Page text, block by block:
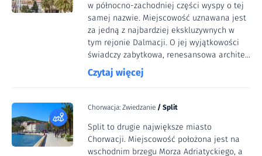
w północno-zachodniej części wyspy o tej
samej nazwie. Miejscowość uznawana jest
za jedną z najbardziej ekskluzywnych w
tym rejonie Dalmacji. O jej wyjątkowości
świadczy zabytkowa, renesansowa archite...
Czytaj więcej
Chorwacja: Zwiedzanie / Split
Split to drugie największe miasto
Chorwacji. Miejscowość położona jest na
wschodnim brzegu Morza Adriatyckiego, a